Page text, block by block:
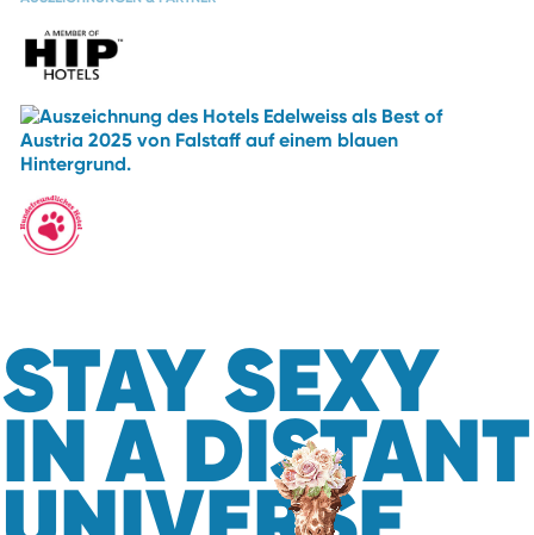
STAY SEXY
IN A DISTANT